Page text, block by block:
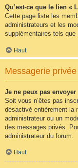
Qu’est-ce que le lien «
Cette page liste les
administrateurs et les
supplémentaires tels que
Haut
Messagerie privée
Je ne peux pas
Soit vous n’êtes pas
désactivé entièrement la
administrateur ou un
des messages privés.
administrateur du forum.
Haut